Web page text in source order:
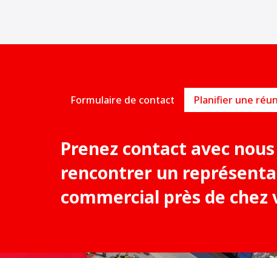
Formulaire de contact
Prenez contact avec
rencontrer un
commercial près de chez